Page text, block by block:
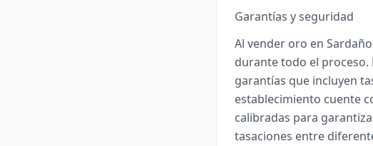
Garantías y seguridad
Al vender oro en
durante todo el proceso.
garantías que incluyen
establecimiento cuente
calibradas para
tasaciones entre